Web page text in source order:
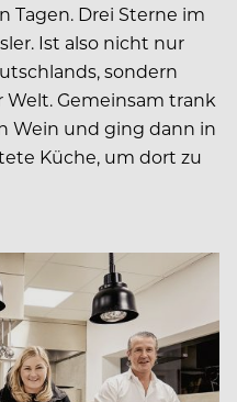
Tagen. Drei Sterne im
Ist also nicht nur
sondern
Gemeinsam trank
Wein und ging dann in
Küche, um dort zu